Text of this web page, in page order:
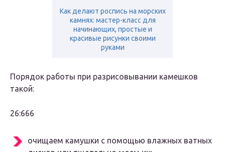
Как делают роспись на морских
камнях: мастер-класс для
начинающих, простые и
красивые рисунки своими
руками
Порядок работы при разрисовывании камешков
такой:
26:666
очищаем камушки с помощью влажных ватных